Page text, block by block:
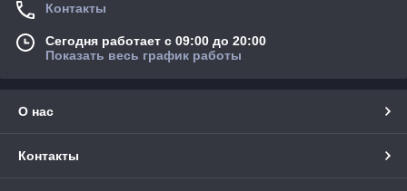
Контакты
Сегодня работает с 09:00 до 20:00
Показать весь график работы
О нас
Контакты